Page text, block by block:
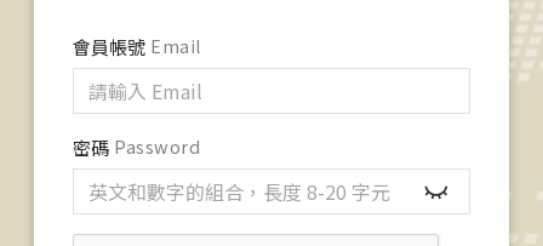
會員帳號 Email
密碼 Password